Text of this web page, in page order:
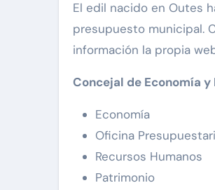
El edil nacido en Outes
presupuesto municipal.
información la propia
Concejal de Economía
Economía
Oficina
Recursos Humanos
Patrimonio